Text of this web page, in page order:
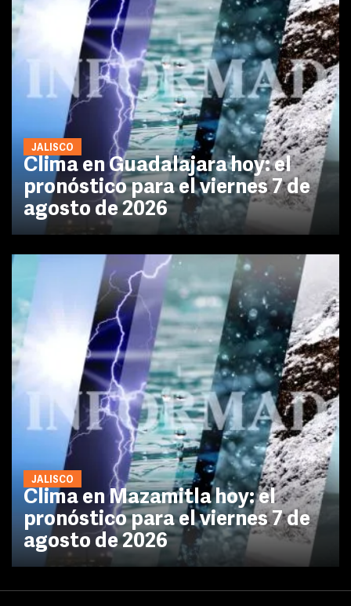
JALISCO
Clima en Guadalajara hoy: el
pronóstico para el viernes 7 de
agosto de 2026
JALISCO
Clima en Mazamitla hoy: el
pronóstico para el viernes 7 de
agosto de 2026